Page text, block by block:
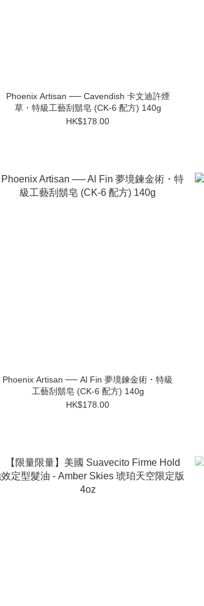
Phoenix Artisan ── Cavendish 卡文迪許煙
草・特級工藝刮鬍皂 (CK-6 配方) 140g
HK$178.00
Phoenix Artisan ── Al Fin 夢境鍊金術・特級
工藝刮鬍皂 (CK-6 配方) 140g
HK$178.00